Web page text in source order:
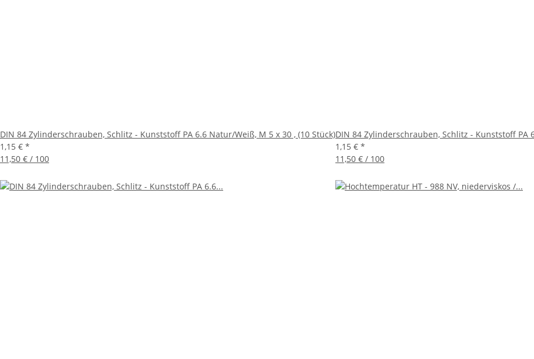
DIN 84 Zylinderschrauben, Schlitz - Kunststoff PA 6.6 Natur/Weiß, M 5 x 30 , (10 Stück)
1,15 € *
11,50 € / 100
DIN 84 Zylinderschrauben, Schlitz - Kunststoff PA
1,15 € *
11,50 € / 100